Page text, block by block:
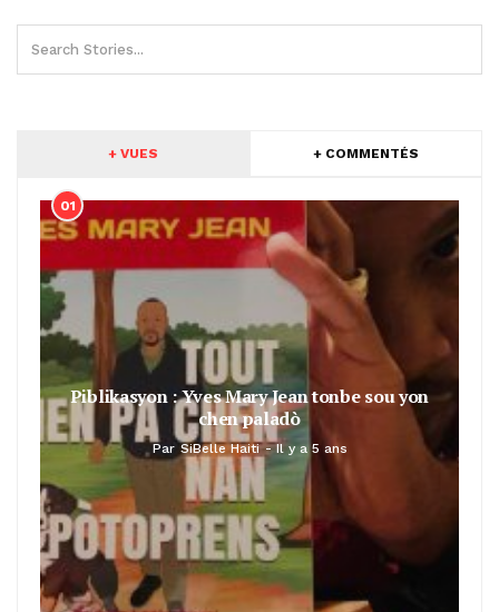
+ VUES + COMMENTÉS
01
Piblikasyon : Yves Mary Jean tonbe sou yon
chen paladò
Par SiBelle Haiti Il y a 5 ans